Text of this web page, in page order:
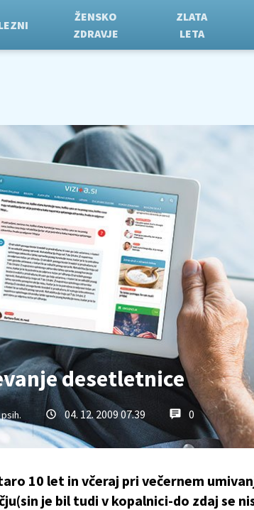
ŽENSKO
ZDRAVJE
ZLATA
LETA
desetletnice
04. 12. 2009 07.39 0
10 let in včeraj pri večernem
je bil tudi v kopalnici-do zdaj se